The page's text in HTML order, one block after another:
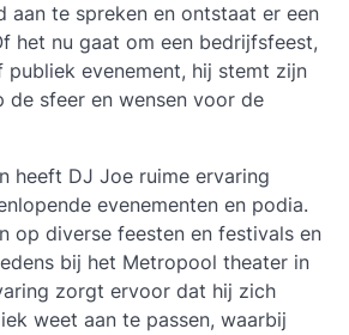
aan te spreken en ontstaat er een
het nu gaat om een bedrijfsfeest,
evenement, hij stemt zijn
de sfeer en wensen voor de
heeft DJ Joe ruime ervaring
evenementen en podia.
op diverse feesten en festivals en
bij het Metropool theater in
zorgt ervoor dat hij zich
weet aan te passen, waarbij